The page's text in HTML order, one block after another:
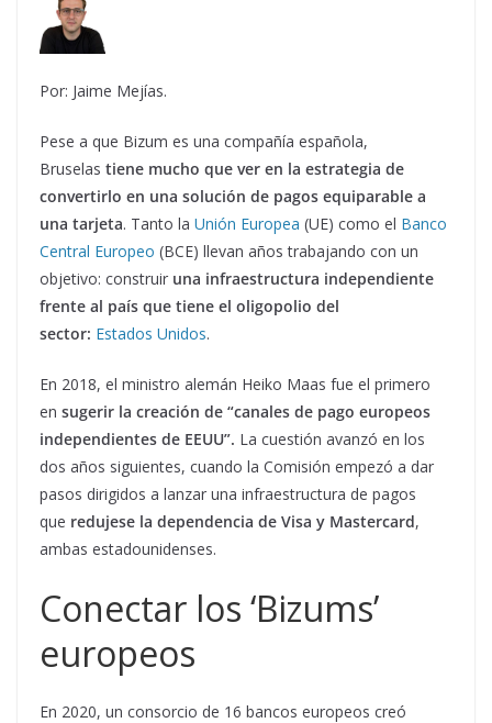
Por: Jaime Mejías.
Pese a que Bizum es una compañía española,
Bruselas tiene mucho que ver en la estrategia de
convertirlo en una solución de pagos equiparable a
una tarjeta. Tanto la Unión Europea (UE) como el Banco
Central Europeo (BCE) llevan años trabajando con un
objetivo: construir una infraestructura independiente
frente al país que tiene el oligopolio del
sector: Estados Unidos.
En 2018, el ministro alemán Heiko Maas fue el primero
en sugerir la creación de “canales de pago europeos
independientes de EEUU”. La cuestión avanzó en los
dos años siguientes, cuando la Comisión empezó a dar
pasos dirigidos a lanzar una infraestructura de pagos
que redujese la dependencia de Visa y Mastercard,
ambas estadounidenses.
Conectar los ‘Bizums’
europeos
En 2020, un consorcio de 16 bancos europeos creó